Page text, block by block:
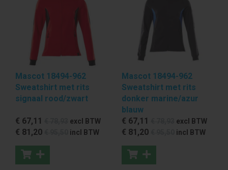
Mascot 18494-962
Sweatshirt met rits
signaal rood/zwart
€ 67,11 excl BTW
€ 81 ,20 incl BTW
Mascot 18494-962
Sweatshirt met rits
donker marine/azur
blauw
€ 67,11 excl BTW
€ 81 ,20 incl BTW